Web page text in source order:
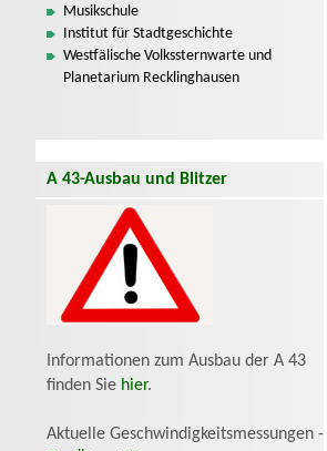
Musikschule
Institut für Stadtgeschichte
Westfälische Volkssternwarte und
Planetarium Recklinghausen
A 43-Ausbau und Blitzer
Informationen zum Ausbau der A 43
finden Sie hier.
Aktuelle Geschwindigkeitsmessungen -